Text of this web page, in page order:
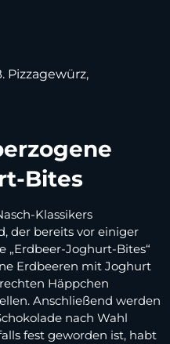
Pizzagewürz,
Bites
Klassikers
der bereits vor einiger
„Erdbeer-Joghurt-Bites“
Erdbeeren mit Joghurt
Häppchen
Anschließend werden
nach Wahl
fest geworden ist, habt